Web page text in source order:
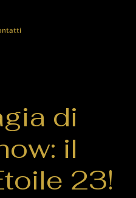
di
il
23!